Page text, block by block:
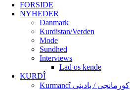
FORSIDE
NYHEDER
Danmark
Kurdistan/Verden
Mode
Sundhed
Interviews
Lad os kende
KURDÎ
Kurmancî کورمانجی / بادینی